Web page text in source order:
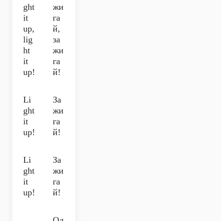
ght
it
up,
lig
ht
it
up!
жи
га
й,
за
жи
га
й!
Li
ght
it
up!
За
жи
га
й!
Li
ght
it
up!
За
жи
га
й!